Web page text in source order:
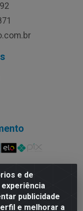
e de
publicidade
e melhorar a
Amazonia LTDA -
AM - CEP
70